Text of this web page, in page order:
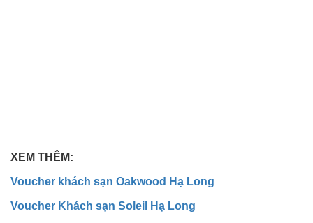
XEM THÊM:
Voucher khách sạn Oakwood Hạ Long
Voucher Khách sạn Soleil Hạ Long